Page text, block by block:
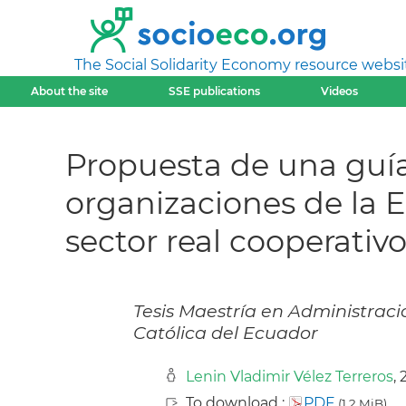
The Social Solidarity Economy resource
About the site SSE publications Videos
Propuesta de una
organizaciones de la
sector real cooperativo
Tesis Maestría en
Católica del Ecuador
Lenin Vladimir Vélez Terreros,